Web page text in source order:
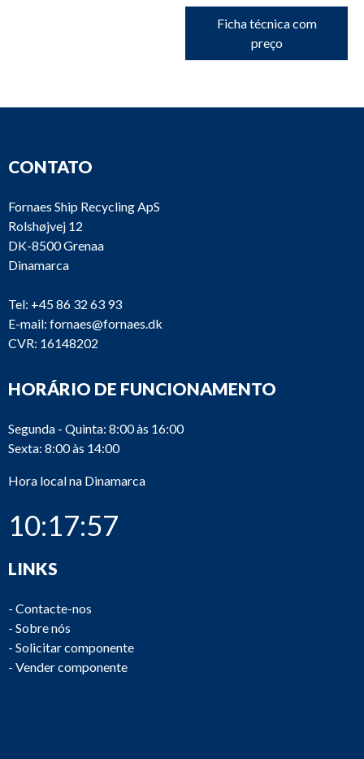
Ficha técnica com
preço
CONTATO
Fornaes Ship Recycling ApS
Rolshøjvej 12
DK-8500 Grenaa
Dinamarca
Tel: +45 86 32 63 93
E-mail: fornaes@fornaes.dk
CVR: 16148202
HORÁRIO DE FUNCIONAMENTO
Segunda - Quinta: 8:00 às 16:00
Sexta: 8:00 às 14:00
Hora local na Dinamarca
10:17:57
LINKS
- Contacte-nos
- Sobre nós
- Solicitar componente
- Vender componente